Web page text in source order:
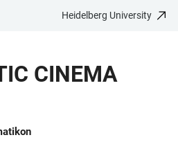
Heidelberg University
CINEMA